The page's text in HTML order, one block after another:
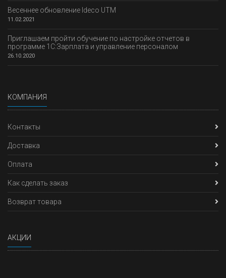
Весеннее обновление Ideco UTM
11.02.2021
Приглашаем пройти обучение по настройке отчетов в
программе 1С:Зарплата и управление персоналом
26.10.2020
КОМПАНИЯ
Контакты
Доставка
Оплата
Как сделать заказ
Возврат товара
АКЦИИ